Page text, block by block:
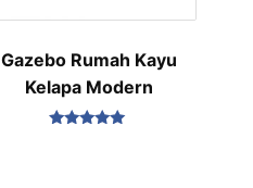
Gazebo Rumah Kayu
Kelapa Modern